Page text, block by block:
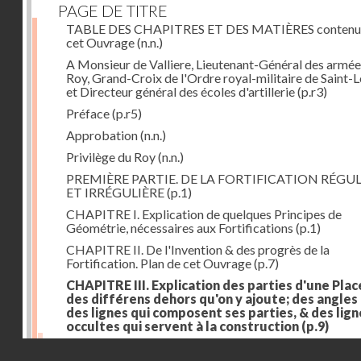
PAGE DE TITRE
TABLE DES CHAPITRES ET DES MATIÈRES
cet Ouvrage(n.n.)
A Monsieur de Valliere, Lieutenant-Général des
Roy, Grand-Croix de l'Ordre royal-militaire de Saint-
et Directeur général des écoles d'artillerie(p.r3)
Préface(p.r5)
Approbation(n.n.)
Privilège du Roy(n.n.)
PREMIÈRE PARTIE. DE LA FORTIFICATION
ET IRRÉGULIÈRE(p.1)
CHAPITRE I. Explication de quelques Principes de
Géométrie, nécessaires aux Fortifications (p.1)
CHAPITRE II. De l'Invention & des progrès de la
Fortification. Plan de cet Ouvrage(p.7)
CHAPITRE III. Explication des parties d'une
des différens dehors qu'on y ajoute; des angles
des lignes qui composent ses parties, & des
occultes qui servent à la construction (p.9)
Des lignes & des angles qui composent les parties